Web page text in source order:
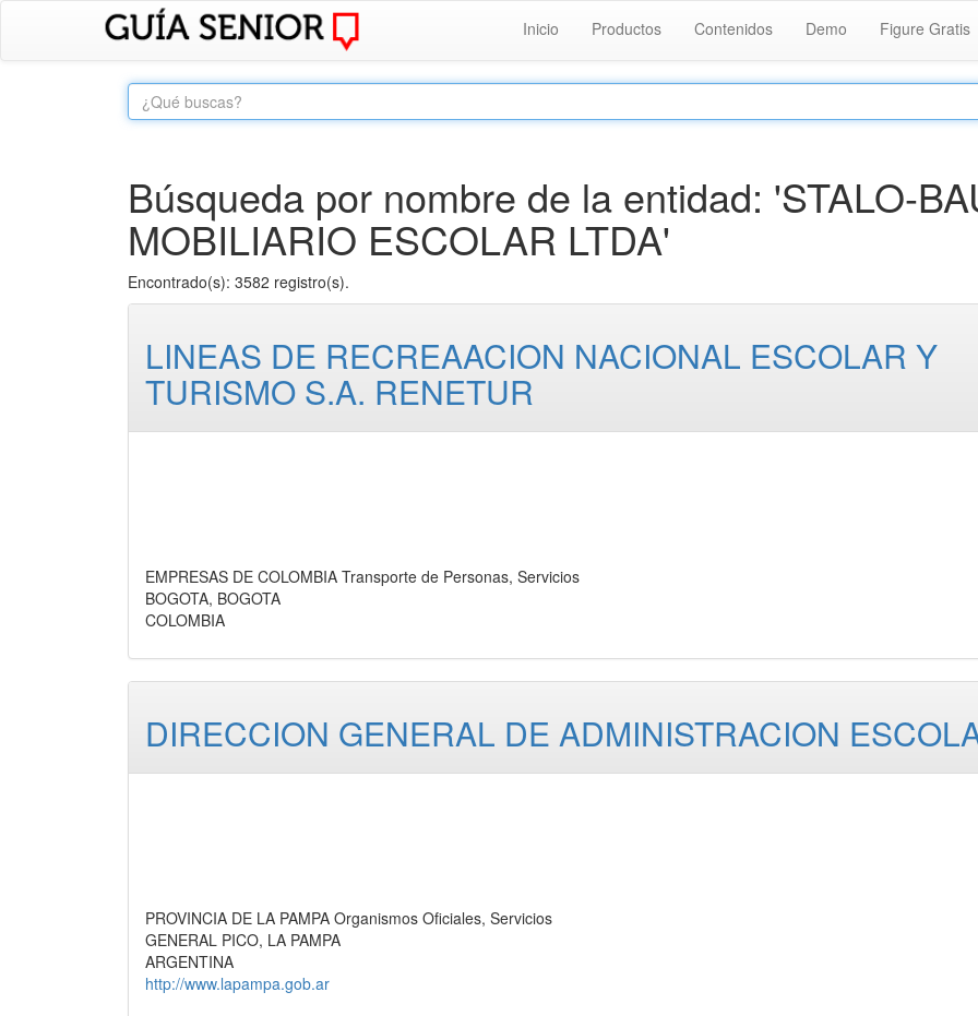
Inicio Productos Contenidos Demo Figure Gratis
Búsqueda por nombre de la entidad: 'STALO-
MOBILIARIO ESCOLAR LTDA'
Encontrado(s): 3582 registro(s).
LINEAS DE RECREAACION NACIONAL ESCOLAR Y
TURISMO S.A. RENETUR
EMPRESAS DE COLOMBIA Transporte de Personas, Servicios
BOGOTA, BOGOTA
COLOMBIA
DIRECCION GENERAL DE ADMINISTRACION
PROVINCIA DE LA PAMPA Organismos Oficiales, Servicios
GENERAL PICO, LA PAMPA
ARGENTINA
http://www.lapampa.gob.ar